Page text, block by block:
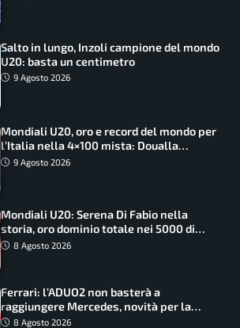
Salto in lungo, Inzoli campione del mondo
U20: basta un centimetro
9 Agosto 2026
Mondiali U20, oro e record del mondo per
l’Italia nella 4×100 mista: Doualla
straordinaria
9 Agosto 2026
Mondiali U20: Serena Di Fabio nella
storia, oro dominio totale nei 5000 di
marcia
8 Agosto 2026
Ferrari: l’ADUO2 non basterà a
raggiungere Mercedes, novità per la
Macarena
8 Agosto 2026